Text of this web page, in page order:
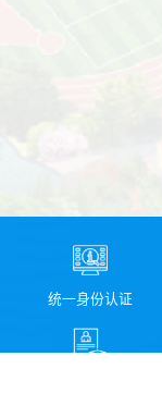
统一身份认证